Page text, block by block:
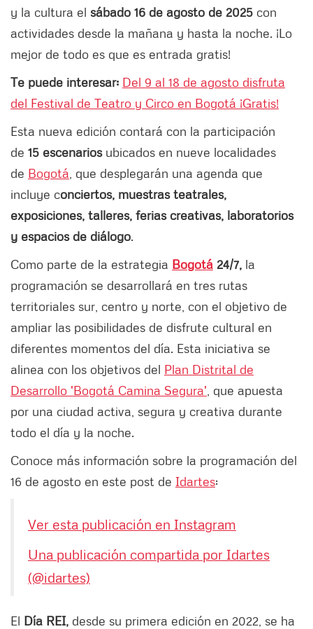
y la cultura el sábado 16 de agosto de 2025 con
actividades desde la mañana y hasta la noche. ¡Lo
mejor de todo es que es entrada gratis!
Te puede interesar: Del 9 al 18 de agosto disfruta
del Festival de Teatro y Circo en Bogotá ¡Gratis!
Esta nueva edición contará con la participación
de 15 escenariosubicados en nueve localidades
de Bogotá , que desplegarán una agenda que
incluye conciertos, muestras teatrales,
exposiciones, talleres, ferias creativas, laboratorios
y espacios de diálogo.
Como parte de la estrategia Bogotá 24/7, la
programación se desarrollará en tres rutas
territoriales sur, centro y norte, con el objetivo de
ampliar las posibilidades de disfrute cultural en
diferentes momentos del día. Esta iniciativa se
alinea con los objetivos del Plan Distrital de
Desarrollo 'Bogotá Camina Segura' , que apuesta
por una ciudad activa, segura y creativa durante
todo el día y la noche.
Conoce más información sobre la programación del
16 de agosto en este post de Idartes:
Ver esta publicación en Instagram
Una publicación compartida por Idartes
(@idartes)
El Día REI, desde su primera edición en 2022, se ha